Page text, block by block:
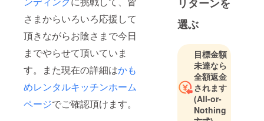
さまからいろいろ応援して
頂きながらお陰さまで今日
までやらせて頂いていま
す。また現在の詳細はかも
めレンタルキッチンホーム
ページでご確認頂けます。
選ぶ
目標金額
未達なら
全額返金
されます
(All-or-
Nothing